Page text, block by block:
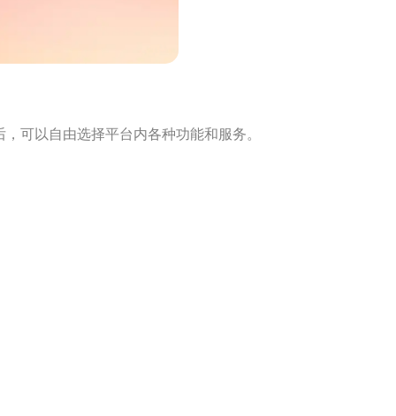
可以自由选择平台内各种功能和服务。